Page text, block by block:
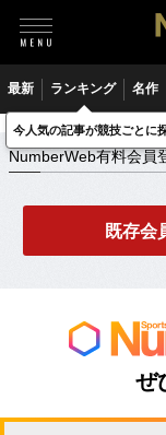
最新 ランキング 名作
NumberWeb有料会員登
NumberWeb有料会員
既存会
ぜ
今人気の記事が競技ごとに